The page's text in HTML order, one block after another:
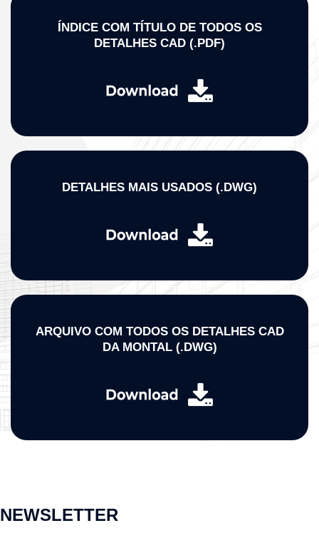
ÍNDICE COM TÍTULO DE TODOS OS
DETALHES CAD (.PDF)
DETALHES MAIS USADOS (.DWG)
ARQUIVO COM TODOS OS DETALHES CAD
DA MONTAL (.DWG)
NEWSLETTER